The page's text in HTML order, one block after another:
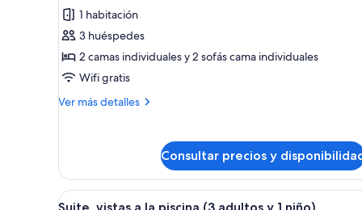
de
Suite,
terraza,
vistas
a
la
y
1
1 habitación
3 huéspedes
2 camas individuales y 2 sofás cama individuales
Wifi gratis
Ver más detalles
Más
vistas
la
Consultar precios y
Abrir
Habitación de hotel con
6